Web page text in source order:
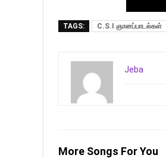
TAGS: C.S.I ஞானப்பாடல்கள்
Jeba
More Songs For You